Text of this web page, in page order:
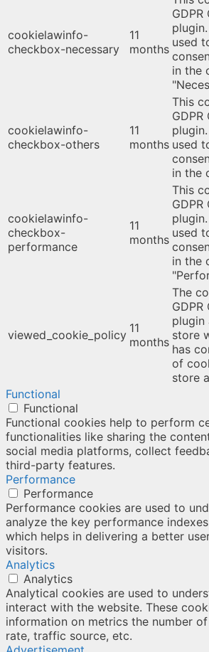
cookielawinfo-
checkbox-necessary
11
months used
in the
cookielawinfo-
checkbox-others
11
months
This
used
in the
cookielawinfo-
checkbox-
performance
11
months
This
used
in the
viewed_cookie_policy 11
months
The
plugin
store
has
of
store
Functional
Functional
Functional cookies help to perform
functionalities like sharing the
social media platforms, collect
third-party features.
Performance
Performance
Performance cookies are used to
analyze the key performance
which helps in delivering a better
visitors.
Analytics
Analytics
Analytical cookies are used to
interact with the website. These
information on metrics the number
rate, traffic source, etc.